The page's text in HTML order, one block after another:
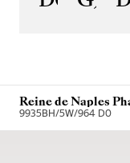
Reine de Naples
Lune 9935
9935BH/5W/964 D0